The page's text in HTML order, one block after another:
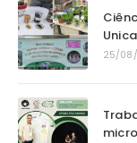
25/